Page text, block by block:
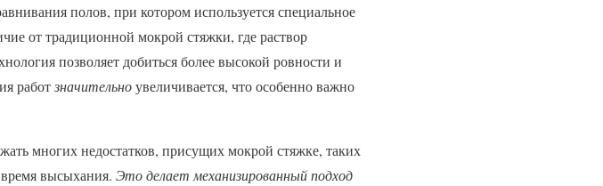
полов, при котором используется специальное
от традиционной мокрой стяжки, где раствор
позволяет добиться более высокой ровности и
работзначительноувеличивается, что особенно важно
многих недостатков, присущих мокрой стяжке, таких
высыхания. Это делает механизированный подход